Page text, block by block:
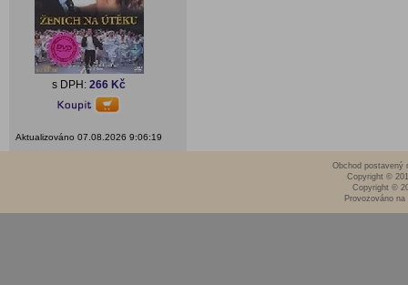
s DPH: 266 Kč
Aktualizováno 07.08.2026 9:06:19
Obchod postavený
Copyright ©
Copyright ©
Provozováno